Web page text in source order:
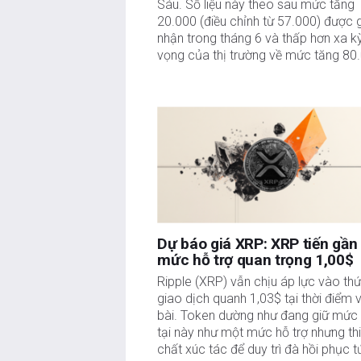
Sáu. Số liệu này theo sau mức tăng
20.000 (điều chỉnh từ 57.000) được
nhận trong tháng 6 và thấp hơn xa
vọng của thị trường về mức tăng
Dự báo giá XRP: XRP tiến gần
mức hỗ trợ quan trọng 1,00$
Ripple (XRP) vẫn chịu áp lực vào
giao dịch quanh 1,03$ tại thời điểm
bài. Token dường như đang giữ mức
tại này như một mức hỗ trợ nhưng
chất xúc tác để duy trì đà hồi phục